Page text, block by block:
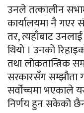
उनले तत्कालीन
कार्यालयमा नै गएर
तर, त्यहाँबाट
थियो । उनको
तथा लोकतान्त्रिक
सरकारसँग सम्झौता
सर्वोच्चमा भएकाले
निर्णय हुन सकेको